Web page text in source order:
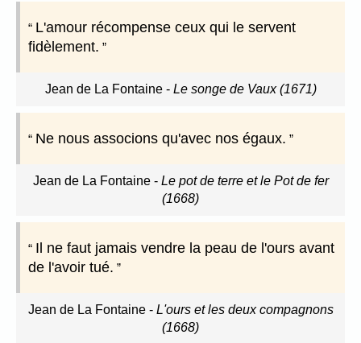
L'amour récompense ceux qui le servent
fidèlement.
Jean de La Fontaine- Le songe de Vaux (1671)
Ne nous associons qu'avec nos égaux.
Jean de La Fontaine- Le pot de terre et le Pot de fer
(1668)
Il ne faut jamais vendre la peau de l'ours avant
de l'avoir tué.
Jean de La Fontaine- L'ours et les deux compagnons
(1668)